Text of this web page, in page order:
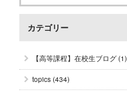
カテゴリー
【高等課程】在校生ブログ(1)
topics(434)